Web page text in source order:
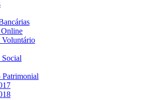
Voluntário
Social
Patrimonial